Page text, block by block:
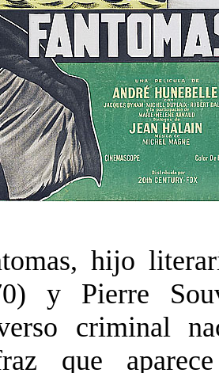
hijo
y Pierre
criminal
que